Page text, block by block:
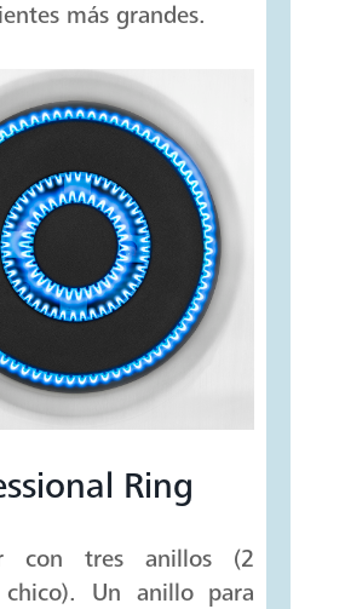
más grandes.
Ring
con tres anillos (2
Un anillo para